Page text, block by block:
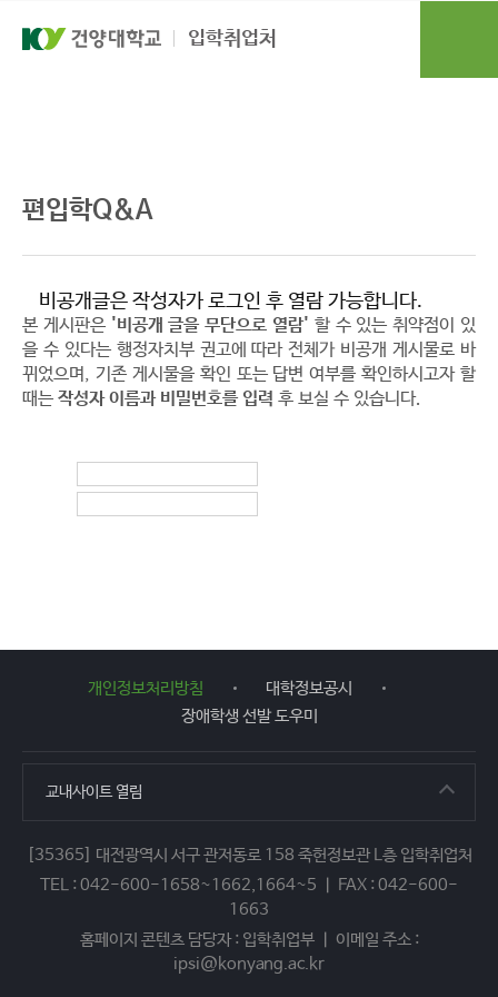
입학취업처
편입학Q&A
비공개글은 작성자가 로그인 후 열람 가능합니다.
본 게시판은 '비공개 글을 무단으로 열람' 할 수 있는 취약점이 있
을 수 있다는 행정자치부 권고에 따라 전체가 비공개 게시물로 바
뀌었으며, 기존 게시물을 확인 또는 답변 여부를 확인하시고자 할
때는 작성자 이름과 비밀번호를 입력 후 보실 수 있습니다.
개인정보처리방침
대학정보공시
장애학생 선발 도우미
교내사이트열림
[35365] 대전광역시 서구 관저동로 158 죽헌정보관 L층 입학취업처
TEL : 042-600-1658~1662,1664~5 ㅣ FAX : 042-600-
1663
홈페이지 콘텐츠 담당자 : 입학취업부 ㅣ 이메일 주소 :
ipsi@konyang.ac.kr